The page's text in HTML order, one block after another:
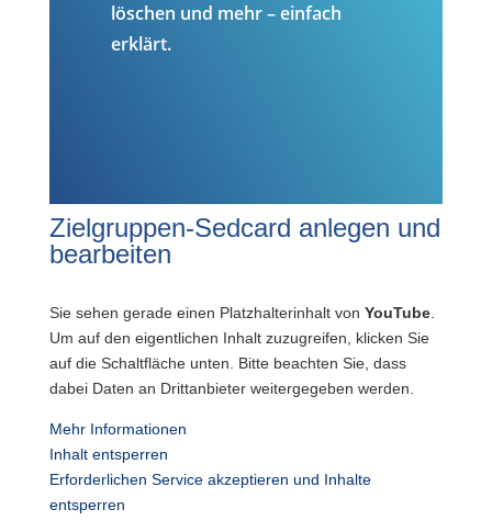
löschen und mehr – einfach
erklärt.
Zielgruppen-Sedcard anlegen und
bearbeiten
Sie sehen gerade einen Platzhalterinhalt von YouTube.
Um auf den eigentlichen Inhalt zuzugreifen, klicken Sie
auf die Schaltfläche unten. Bitte beachten Sie, dass
dabei Daten an Drittanbieter weitergegeben werden.
Mehr Informationen
Inhalt entsperren
Erforderlichen Service akzeptieren und Inhalte
entsperren